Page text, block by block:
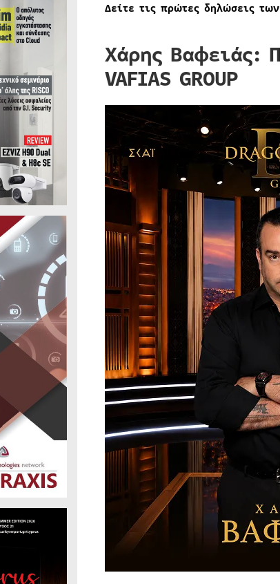
Δείτε τις πρώτες δηλώσεις
Χάρης Βαφειάς:
VAFIAS GROUP